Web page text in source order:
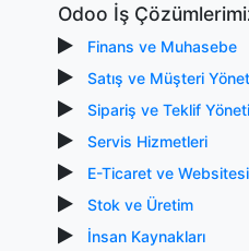
Odoo İş
Finans ve Muhasebe
Satış ve Müşteri
Sipariş ve Teklif
Servis Hizmetleri
E-Ticaret ve Websitesi
Stok ve Üretim
İnsan Kaynakları